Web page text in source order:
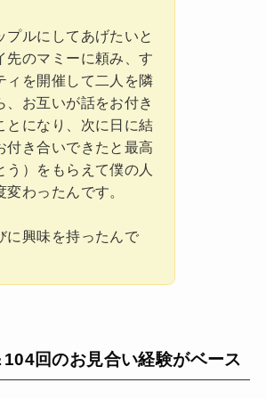
プルにしてあげたいと
先のマミーに頼み、す
ィを開催して二人を隣
、お互いが話をお付き
とになり、次に日に結
付き合いできたと最高
う）をもらえて僕の人
わったんです。
に興味を持ったんで
回のお見合い経験がベース